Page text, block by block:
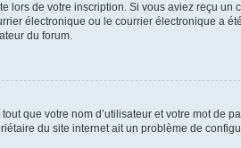
lors de votre inscription. Si vous aviez reçu
électronique ou le courrier électronique a
du forum.
que votre nom d’utilisateur et votre mot de
du site internet ait un problème de